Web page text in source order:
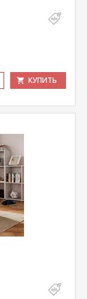
КУПИТЬ